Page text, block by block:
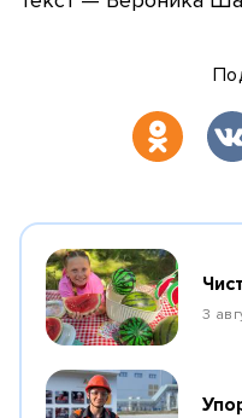
3